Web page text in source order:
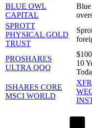
BLUE OWL
CAPITAL
Blue
SPROTT
PHYSICAL GOLD
TRUST
PROSHARES
ULTRA QQQ
10
ISHARES CORE
MSCI WORLD